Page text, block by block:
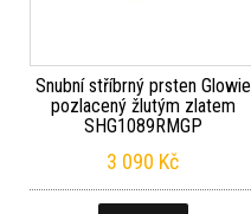
Snubní stříbrný prsten Glowie
pozlacený žlutým zlatem
SHG1089RMGP
3 090 Kč